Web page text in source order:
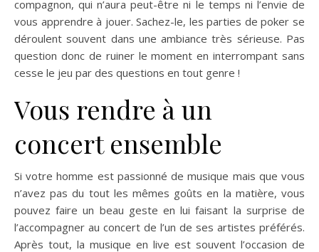
compagnon, qui n’aura peut-être ni le temps ni l’envie de
vous apprendre à jouer. Sachez-le, les parties de poker se
déroulent souvent dans une ambiance très sérieuse. Pas
question donc de ruiner le moment en interrompant sans
cesse le jeu par des questions en tout genre !
Vous rendre à un
concert ensemble
Si votre homme est passionné de musique mais que vous
n’avez pas du tout les mêmes goûts en la matière, vous
pouvez faire un beau geste en lui faisant la surprise de
l’accompagner au concert de l’un de ses artistes préférés.
Après tout, la musique en live est souvent l’occasion de